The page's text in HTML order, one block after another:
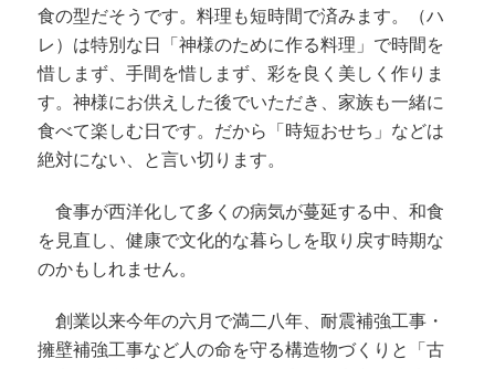
食の型だそうです。料理も短時間で済みます。（ハ
レ）は特別な日「神様のために作る料理」で時間を
惜しまず、手間を惜しまず、彩を良く美しく作りま
す。神様にお供えした後でいただき、家族も一緒に
食べて楽しむ日です。だから「時短おせち」などは
絶対にない、と言い切ります。
食事が西洋化して多くの病気が蔓延する中、和食
を見直し、健康で文化的な暮らしを取り戻す時期な
のかもしれません。
創業以来今年の六月で満二八年、耐震補強工事・
擁壁補強工事など人の命を守る構造物づくりと「古